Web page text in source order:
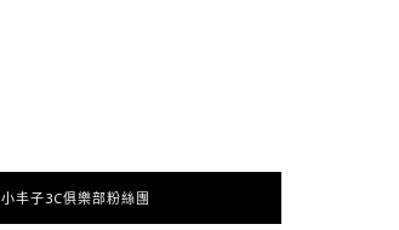
小丰子3C俱樂部粉絲團